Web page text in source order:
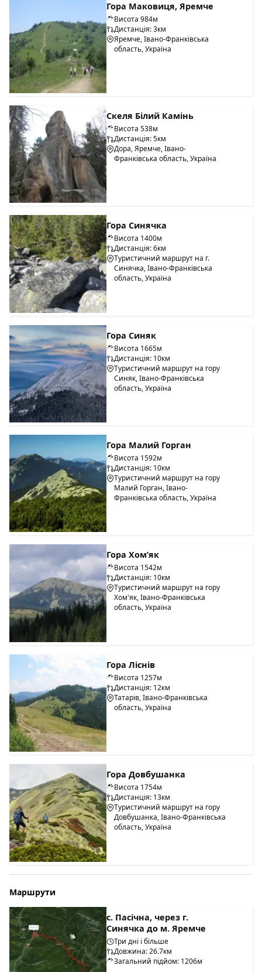
Гора Маковиця, Яремче
Висота 984м
Дистанція: 3км
Яремче, Івано-Франківська
область, Україна
Скеля Білий Камінь
Висота 538м
Дистанція: 5км
Дора, Яремче, Івано-
Франківська область, Україна
Гора Синячка
Висота 1400м
Дистанція: 6км
Туристичний маршрут на г.
Синячка, Івано-Франківська
область, Україна
Гора Синяк
Висота 1665м
Дистанція: 10км
Туристичний маршрут на гору
Синяк, Івано-Франківська
область, Україна
Гора Малий Горган
Висота 1592м
Дистанція: 10км
Туристичний маршрут на гору
Малий Горган, Івано-
Франківська область, Україна
Гора Хом’як
Висота 1542м
Дистанція: 10км
Туристичний маршрут на гору
Хом'як, Івано-Франківська
область, Україна
Гора Ліснів
Висота 1257м
Дистанція: 12км
Татарів, Івано-Франківська
область, Україна
Гора Довбушанка
Висота 1754м
Дистанція: 13км
Туристичний маршрут на гору
Довбушанка, Івано-Франківська
область, Україна
Маршрути
с. Пасічна, через г.
Синячка до м. Яремче
Три дні і більше
Довжина: 26.7км
Загальний підйом: 1206м